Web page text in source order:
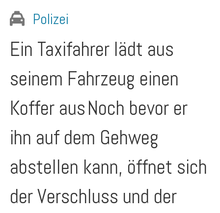
Polizei
Ein Taxifahrer lädt aus
seinem Fahrzeug einen
Koffer ausNoch bevor er
ihn auf dem Gehweg
abstellen kann, öffnet sich
der Verschluss und der